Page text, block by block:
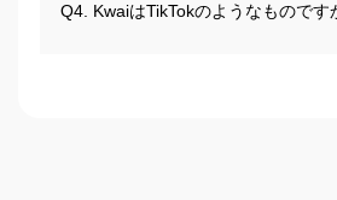
Q4. KwaiはTikTokのようなものです